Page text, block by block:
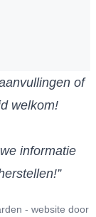
of
welkom!
informatie
- website door